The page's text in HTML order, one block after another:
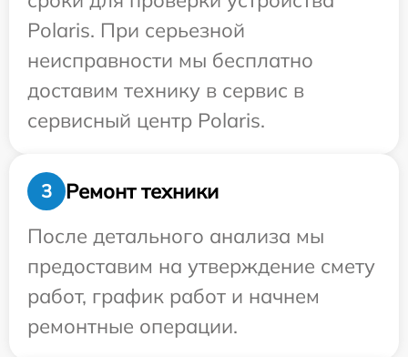
Polaris. При серьезной
неисправности мы бесплатно
доставим технику в сервис в
сервисный центр Polaris.
3
Ремонт техники
После детального анализа мы
предоставим на утверждение смету
работ, график работ и начнем
ремонтные операции.